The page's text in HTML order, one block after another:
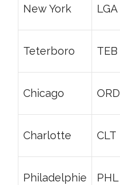
New York LGA
Teterboro TEB
Chicago ORD
Charlotte CLT
Philadelphie PHL